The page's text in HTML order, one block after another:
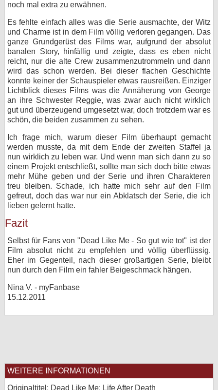
noch mal extra zu erwähnen.
Es fehlte einfach alles was die Serie ausmachte, der Witz
und Charme ist in dem Film völlig verloren gegangen. Das
ganze Grundgerüst des Films war, aufgrund der absolut
banalen Story, hinfällig und zeigte, dass es eben nicht
reicht, nur die alte Crew zusammenzutrommeln und dann
wird das schon werden. Bei dieser flachen Geschichte
konnte keiner der Schauspieler etwas rausreißen. Einziger
Lichtblick dieses Films was die Annäherung von George
an ihre Schwester Reggie, was zwar auch nicht wirklich
gut und überzeugend umgesetzt war, doch trotzdem war es
schön, die beiden zusammen zu sehen.
Ich frage mich, warum dieser Film überhaupt gemacht
werden musste, da mit dem Ende der zweiten Staffel ja
nun wirklich zu leben war. Und wenn man sich dann zu so
einem Projekt entschließt, sollte man sich doch bitte etwas
mehr Mühe geben und der Serie und ihren Charakteren
treu bleiben. Schade, ich hatte mich sehr auf den Film
gefreut, doch das war nur ein Abklatsch der Serie, die ich
lieben gelernt hatte.
Fazit
Selbst für Fans von "Dead Like Me - So gut wie tot" ist der
Film absolut nicht zu empfehlen und völlig überflüssig.
Eher im Gegenteil, nach dieser großartigen Serie, bleibt
nun durch den Film ein fahler Beigeschmack hängen.
Nina V. - myFanbase
15.12.2011
WEITERE INFORMATIONEN
Originaltitel: Dead Like Me: Life After Death